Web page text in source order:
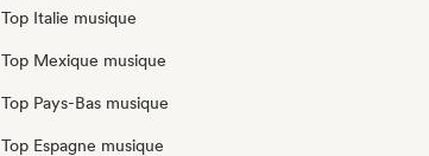
Top Italie musique
Top Mexique musique
Top Pays-Bas musique
Top Espagne musique